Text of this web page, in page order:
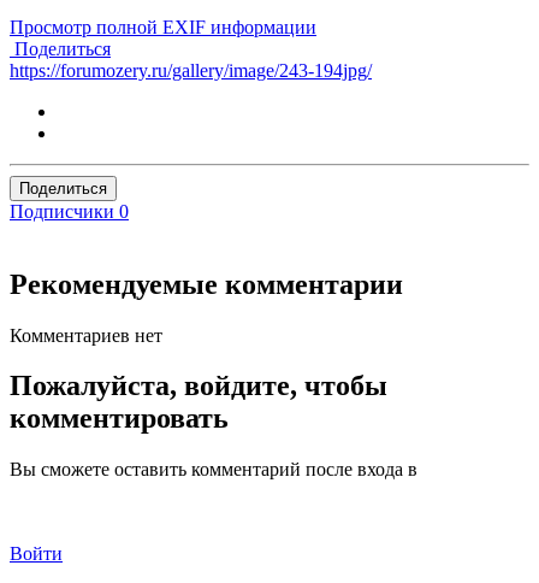
Просмотр полной EXIF информации
Поделиться
https://forumozery.ru/gallery/image/243-194jpg/
Поделиться
Подписчики 0
Рекомендуемые комментарии
Комментариев нет
Пожалуйста, войдите, чтобы
комментировать
Вы сможете оставить комментарий после входа в
Войти